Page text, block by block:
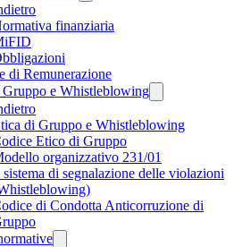
finanziaria
di Remunerazione
e Whistleblowing
di Gruppo e Whistleblowing
Etico di Gruppo
organizzativo 231/01
di segnalazione delle violazioni
di Condotta Anticorruzione di